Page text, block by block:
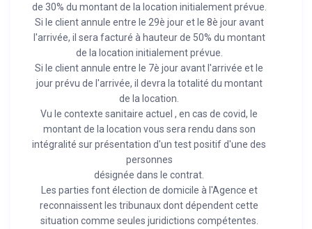
de 30% du montant de la location initialement prévue.
Si le client annule entre le 29è jour et le 8è jour avant
l'arrivée, il sera facturé à hauteur de 50% du montant
de la location initialement prévue.
Si le client annule entre le 7è jour avant l'arrivée et le
jour prévu de l'arrivée, il devra la totalité du montant
de la location.
Vu le contexte sanitaire actuel , en cas de covid, le
montant de la location vous sera rendu dans son
intégralité sur présentation d'un test positif d'une des
personnes
désignée dans le contrat.
Les parties font élection de domicile à l'Agence et
reconnaissent les tribunaux dont dépendent cette
situation comme seules juridictions compétentes.